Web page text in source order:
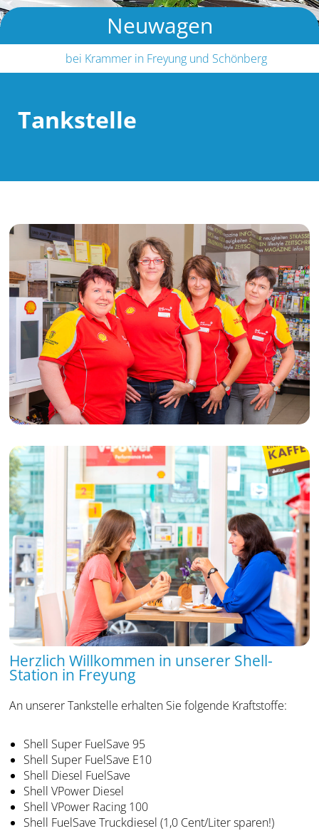
Neuwagen
bei Krammer in Freyung und Schönberg
Tankstelle
Herzlich Willkommen in unserer Shell-
Station in Freyung
An unserer Tankstelle erhalten Sie folgende Kraftstoffe:
Shell Super FuelSave 95
Shell Super FuelSave E10
Shell Diesel FuelSave
Shell VPower Diesel
Shell VPower Racing 100
Shell FuelSave Truckdiesel (1,0 Cent/Liter sparen!)